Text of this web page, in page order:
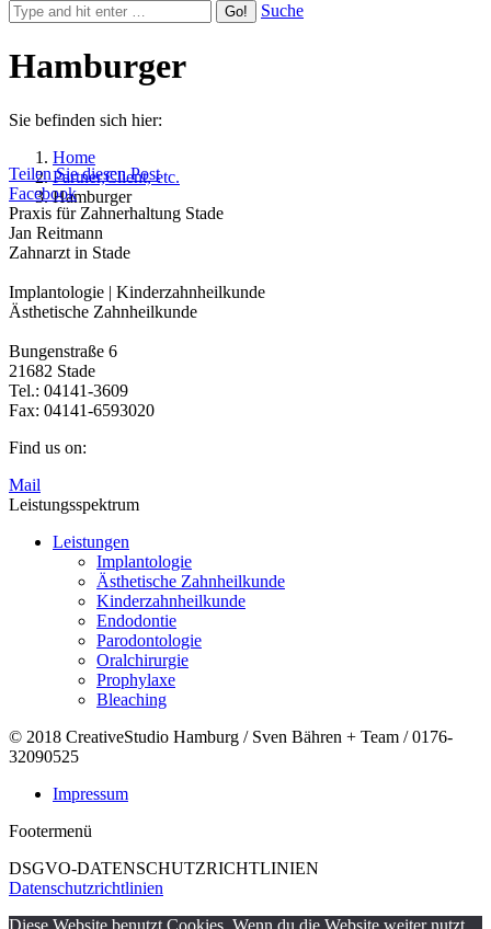
Suche
Hamburger
Sie befinden sich hier:
Home
Partner,Client, etc.
Hamburger
Teilen Sie diesen Post
Facebook
Praxis für Zahnerhaltung Stade
Jan Reitmann
Zahnarzt in Stade
Implantologie | Kinderzahnheilkunde
Ästhetische Zahnheilkunde
Bungenstraße 6
21682 Stade
Tel.: 04141-3609
Fax: 04141-6593020
Find us on:
Mail
Leistungsspektrum
Leistungen
Implantologie
Ästhetische Zahnheilkunde
Kinderzahnheilkunde
Endodontie
Parodontologie
Oralchirurgie
Prophylaxe
Bleaching
© 2018 CreativeStudio Hamburg / Sven Bähren + Team / 0176-
32090525
Impressum
Footermenü
DSGVO-DATENSCHUTZRICHTLINIEN
Datenschutzrichtlinien